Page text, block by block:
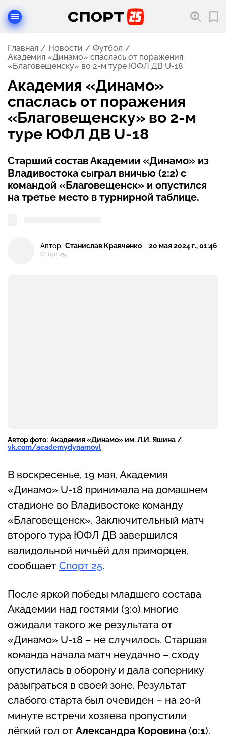
Главная Новости
Футбол
Академия «Динамо» спаслась от поражения
«Благовещенску» во 2-м туре ЮФЛ ДВ U-18
Академия «Динамо»
спаслась от поражения
«Благовещенску» во 2-м
туре ЮФЛ ДВ U-18
Старший состав Академии «Динамо» из
Владивостока сыграл вничью (2:2) с
командой «Благовещенск» и опустился
на третье место в турнирной таблице.
Автор: Станислав Кравченко
Спорт 25
20 мая 2024 г., 01:46
Автор фото: Академия «Динамо» им. Л.И. Яшина /
vk.com/academydynamovl
В воскресенье, 19 мая, Академия
«Динамо» U-18 принимала на домашнем
стадионе во Владивостоке команду
«Благовещенск». Заключительный матч
второго тура ЮФЛ ДВ завершился
валидольной ничьёй для приморцев,
сообщает Спорт 25.
После яркой победы младшего состава
Академии над гостями (3:0) многие
ожидали такого же результата от
«Динамо» U-18 – не случилось. Старшая
команда начала матч неудачно – сходу
опустилась в оборону и дала сопернику
разыграться в своей зоне. Результат
слабого старта был очевиден – на 20-й
минуте встречи хозяева пропустили
лёгкий гол от Александра Коровина (0:1).